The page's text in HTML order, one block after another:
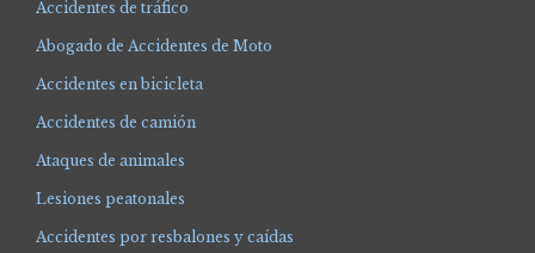
Accidentes de tráfico
Abogado de Accidentes de Moto
Accidentes en bicicleta
Accidentes de camión
Ataques de animales
Lesiones peatonales
Accidentes por resbalones y caídas